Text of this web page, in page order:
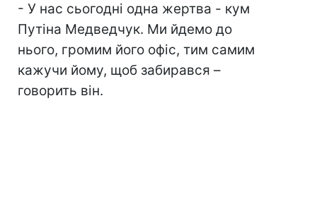
- У нас сьогодні одна жертва - кум
Путіна Медведчук. Ми йдемо до
нього, громим його офіс, тим самим
кажучи йому, щоб забирався –
говорить він.